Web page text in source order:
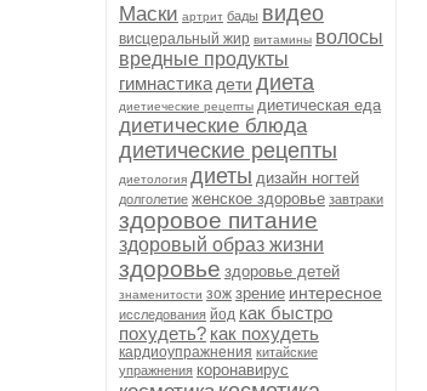
Маски артрит бады видео
висцеральный жир витамины волосы
вредные продукты
гимнастика дети диета
диетиеческие рецепты диетическая еда
диетические блюда
диетические рецепты
диетология диеты дизайн ногтей
долголетие женское здоровье завтраки
здоровое питание
здоровый образ жизни
здоровье здоровье детей
знаменитости зож зрение интересное
исследования йод как быстро
похудеть? как похудеть
кардиоупражнения китайские
упражнения коронавирус